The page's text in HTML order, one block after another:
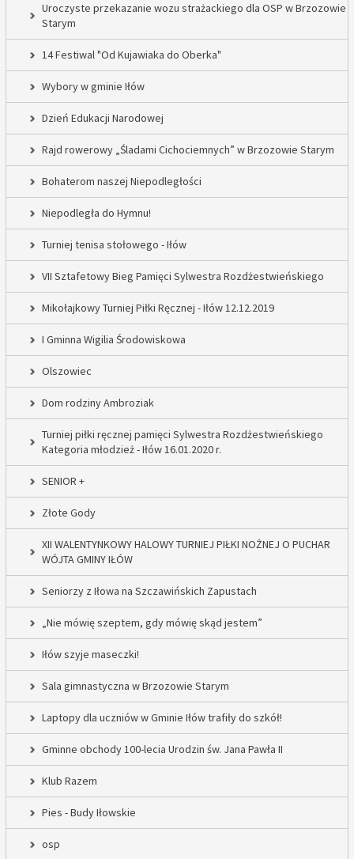
Uroczyste przekazanie wozu strażackiego dla OSP w Brzozowie
Starym
14 Festiwal "Od Kujawiaka do Oberka"
Wybory w gminie Iłów
Dzień Edukacji Narodowej
Rajd rowerowy „Śladami Cichociemnych” w Brzozowie Starym
Bohaterom naszej Niepodległości
Niepodległa do Hymnu!
Turniej tenisa stołowego - Iłów
VII Sztafetowy Bieg Pamięci Sylwestra Rozdżestwieńskiego
Mikołajkowy Turniej Piłki Ręcznej - Iłów 12.12.2019
I Gminna Wigilia Środowiskowa
Olszowiec
Dom rodziny Ambroziak
Turniej piłki ręcznej pamięci Sylwestra Rozdżestwieńskiego
Kategoria młodzież - Iłów 16.01.2020 r.
SENIOR +
Złote Gody
XII WALENTYNKOWY HALOWY TURNIEJ PIŁKI NOŻNEJ O PUCHAR
WÓJTA GMINY IŁÓW
Seniorzy z Iłowa na Szczawińskich Zapustach
„Nie mówię szeptem, gdy mówię skąd jestem”
Iłów szyje maseczki!
Sala gimnastyczna w Brzozowie Starym
Laptopy dla uczniów w Gminie Iłów trafiły do szkół!
Gminne obchody 100-lecia Urodzin św. Jana Pawła II
Klub Razem
Pies - Budy Iłowskie
osp